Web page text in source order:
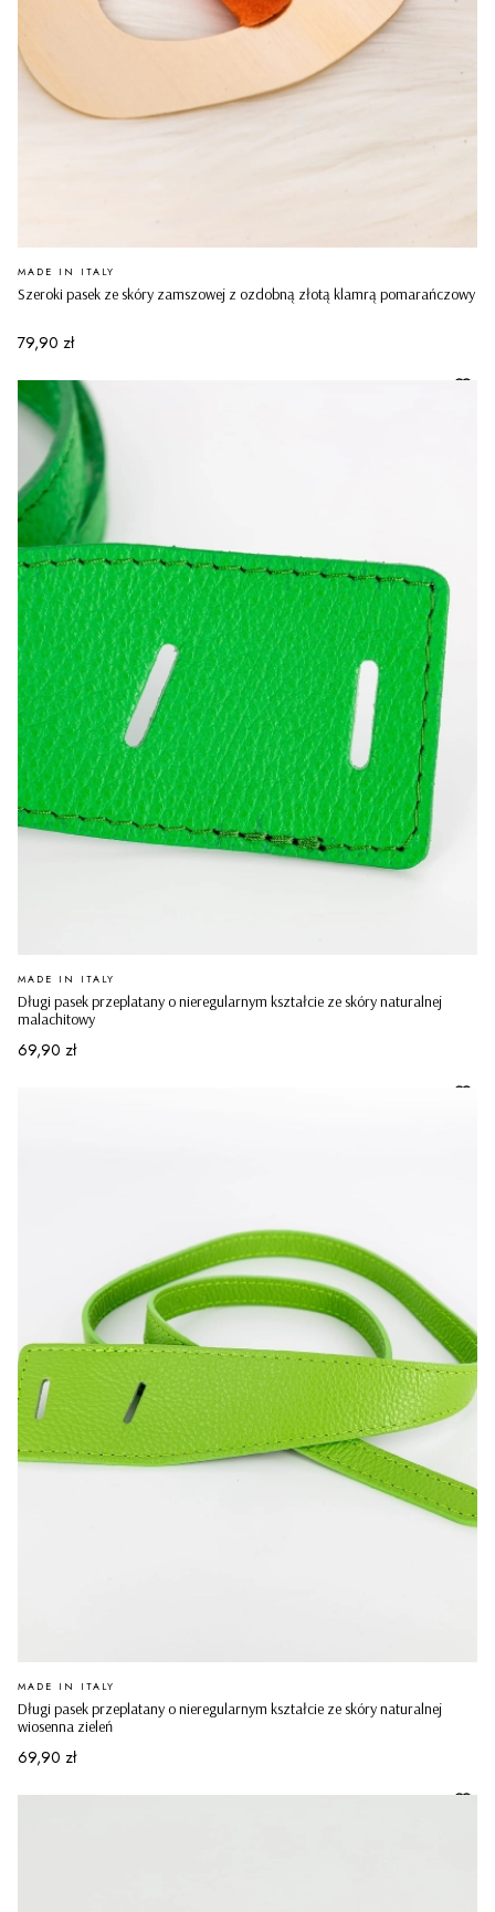
Szeroki pasek ze skóry zamszowej z ozdobną złotą klamrą pomarańczowy
PRODUCENT
MADE IN ITALY
Cena
79,90 zł
Długi pasek przeplatany o nieregularnym kształcie ze skóry naturalnej
malachitowy
PRODUCENT
MADE IN ITALY
Cena
69,90 zł
Długi pasek przeplatany o nieregularnym kształcie ze skóry naturalnej
wiosenna zieleń
PRODUCENT
MADE IN ITALY
Cena
69,90 zł